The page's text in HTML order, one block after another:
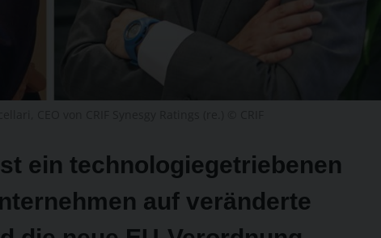
ein technologiegetriebenen
auf veränderte